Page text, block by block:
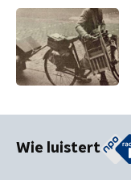
Wie luistert